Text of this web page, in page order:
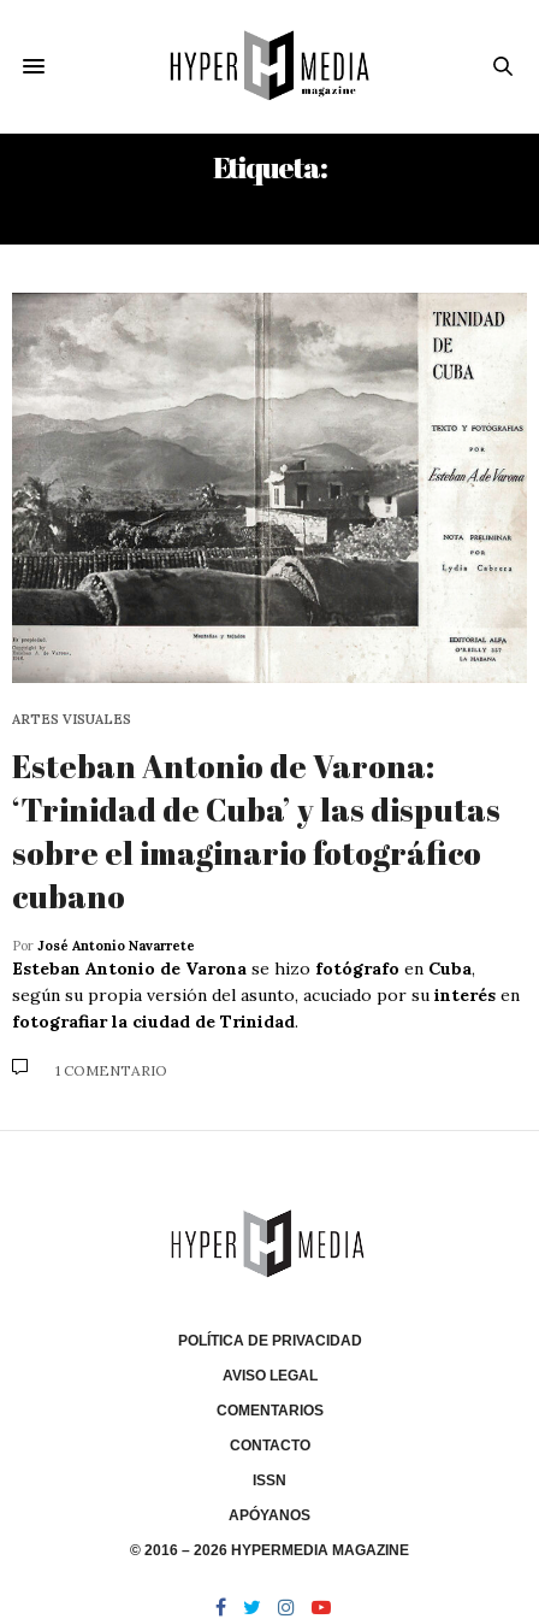
Etiqueta:
ARTES VISUALES
Esteban Antonio de Varona:
‘Trinidad de Cuba’ y las disputas
sobre el imaginario fotográfico
cubano
Por José Antonio Navarrete
Esteban Antonio de Varona se hizo fotógrafo en Cuba,
según su propia versión del asunto, acuciado por su interés en
fotografiar la ciudad de Trinidad.
1 COMENTARIO
POLÍTICA DE PRIVACIDAD
AVISO LEGAL
COMENTARIOS
CONTACTO
ISSN
APÓYANOS
© 2016 – 2026 HYPERMEDIA MAGAZINE